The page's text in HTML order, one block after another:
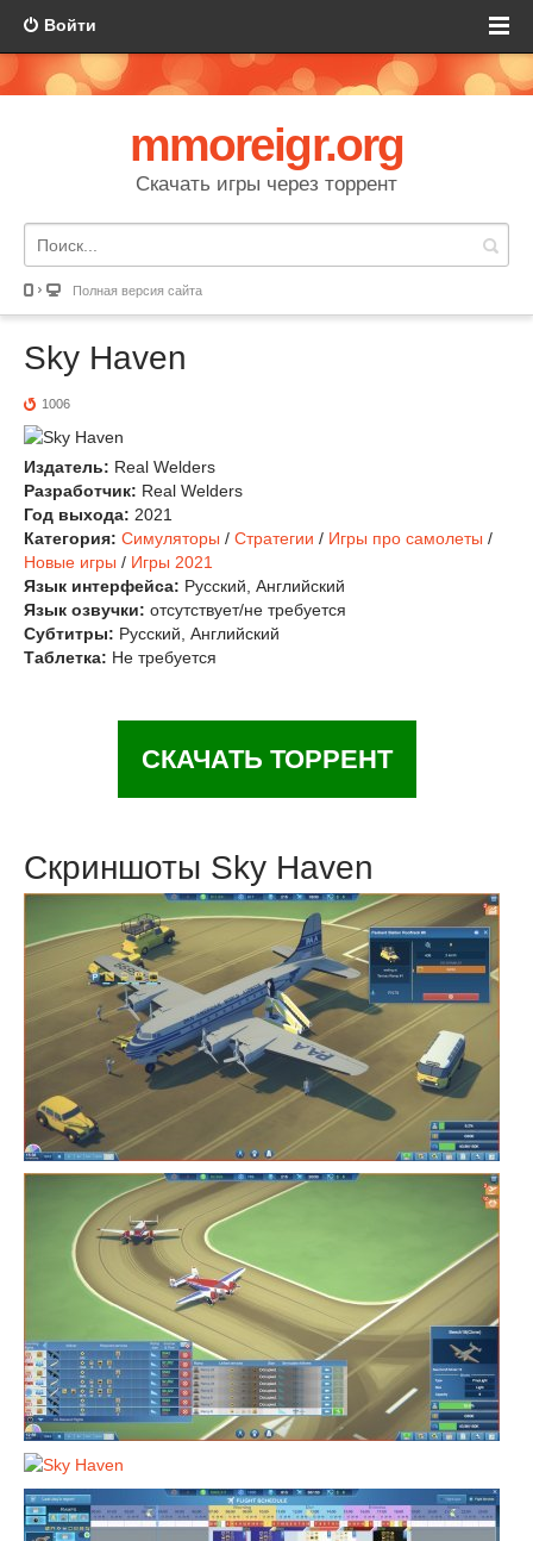
Войти
mmoreigr.org
Скачать игры через торрент
Полная версия сайта
Sky Haven
1006
Издатель: Real Welders
Разработчик: Real Welders
Год выхода: 2021
Категория: Симуляторы / Стратегии / Игры про самолеты /
Новые игры / Игры 2021
Язык интерфейса: Русский, Английский
Язык озвучки: отсутствует/не требуется
Субтитры: Русский, Английский
Таблетка: Не требуется
СКАЧАТЬ ТОРРЕНТ
Скриншоты Sky Haven